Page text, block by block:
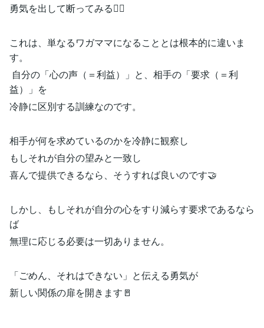
勇気を出して断ってみる🙅‍♀️
これは、単なるワガママになることとは根本的に違いま
す。
自分の「心の声（＝利益）」と、相手の「要求（＝利
益）」を
冷静に区別する訓練なのです。
相手が何を求めているのかを冷静に観察し
もしそれが自分の望みと一致し
喜んで提供できるなら、そうすれば良いのです🤝
しかし、もしそれが自分の心をすり減らす要求であるなら
ば
無理に応じる必要は一切ありません。
「ごめん、それはできない」と伝える勇気が
新しい関係の扉を開きます🚪